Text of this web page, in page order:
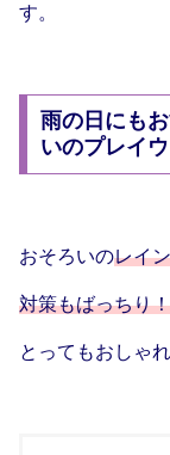
す。
雨の日にも
いのプレイ
おそろいのレイ
対策もばっちり！
とってもおしゃ